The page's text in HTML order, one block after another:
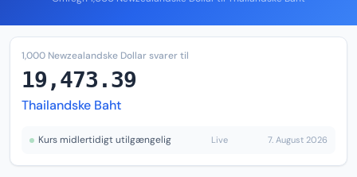
1,000 Newzealandske Dollar svarer til
19,473.39
Thailandske Baht
Kurs midlertidigt utilgængelig Live 7. August 2026